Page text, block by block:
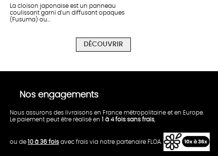
La cloison japonaise est un panneau
coulissant garni d'un diffusant opaques
(Fusuma) ou...
DÉCOUVRIR
Nos engagements
Nous assurons des livraisons en France métropolitaine et en Europe.
Le paiement peut être réalisé en 1 à 4 fois sans frais
ou de 10 à 36 fois avec frais via notre partenaire FLOA.